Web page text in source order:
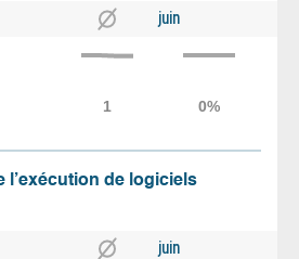
juin
l’exécution de logiciels
juin